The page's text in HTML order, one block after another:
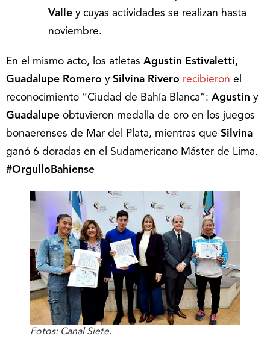
Valle y cuyas actividades se realizan hasta
noviembre.
En el mismo acto, los atletas Agustín Estivaletti,
Guadalupe Romero y Silvina Rivero recibieron el
reconocimiento “Ciudad de Bahía Blanca”: Agustín y
Guadalupe obtuvieron medalla de oro en los juegos
bonaerenses de Mar del Plata, mientras que Silvina
ganó 6 doradas en el Sudamericano Máster de Lima.
#OrgulloBahiense
Fotos: Canal Siete.